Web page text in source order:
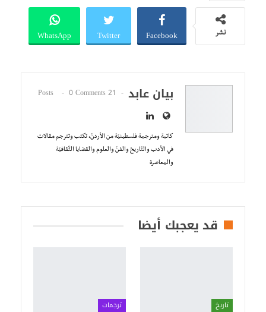
نشر Facebook
Twitter
WhatsApp
بيان عابد 21 Posts
0 Comments
كاتبة ومترجمة فلسطينيّة من الأردنّ، تكتب وتترجم مقالات
في الأدب والتّاريخ والفنّ والعلوم والقضايا الثّقافيّة
والمعاصرة
قد يعجبك أيضا
تاريخ ترجمات